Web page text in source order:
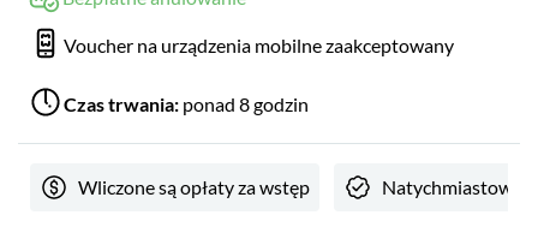
Voucher na urządzenia mobilne zaakceptowany
Czas trwania: ponad 8 godzin
Wliczone są opłaty za wstęp Natychmiastowe